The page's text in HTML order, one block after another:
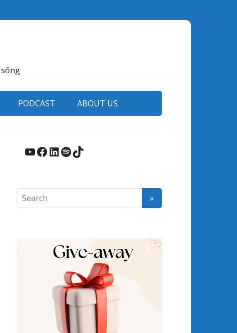
PODCAST ABOUT US
YouTube
Facebook
LinkedIn
Spotify
TikTok